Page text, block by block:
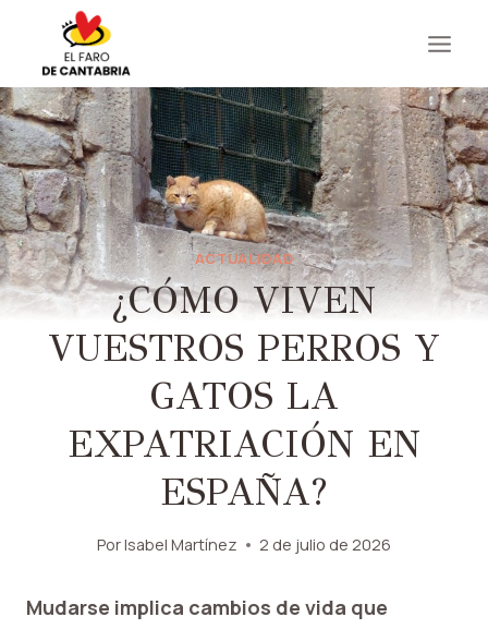
contenido
ACTUALIDAD
¿CÓMO VIVEN
VUESTROS PERROS Y
GATOS LA
EXPATRIACIÓN EN
ESPAÑA?
PorIsabel Martínez 2 de julio de 2026
Mudarse implica cambios de vida que